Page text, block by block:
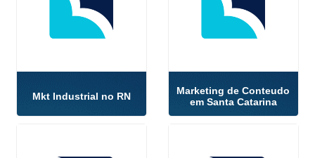
Mkt Industrial no RN
Marketing de Conteudo
em Santa Catarina